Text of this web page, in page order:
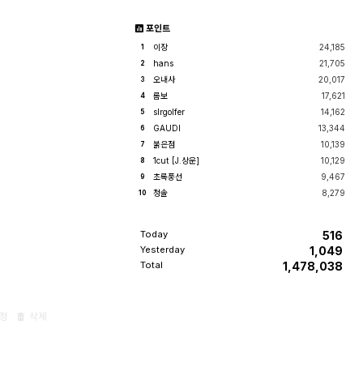
삭제
포인트
1 이장 24,185
2 hans 21,705
3 오내사 20,017
4 롬보 17,621
5 slrgolfer 14,162
6 GAUDI 13,344
7 붉은점 10,139
8 1cut [J.상운] 10,129
9 초록풍선 9,467
10 청솔 8,279
Today 516
Yesterday 1,049
Total 1,478,038